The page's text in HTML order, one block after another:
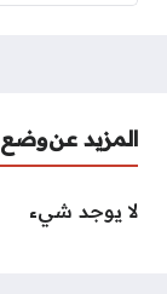
المزيد عنوضع
لا يوجد شيء